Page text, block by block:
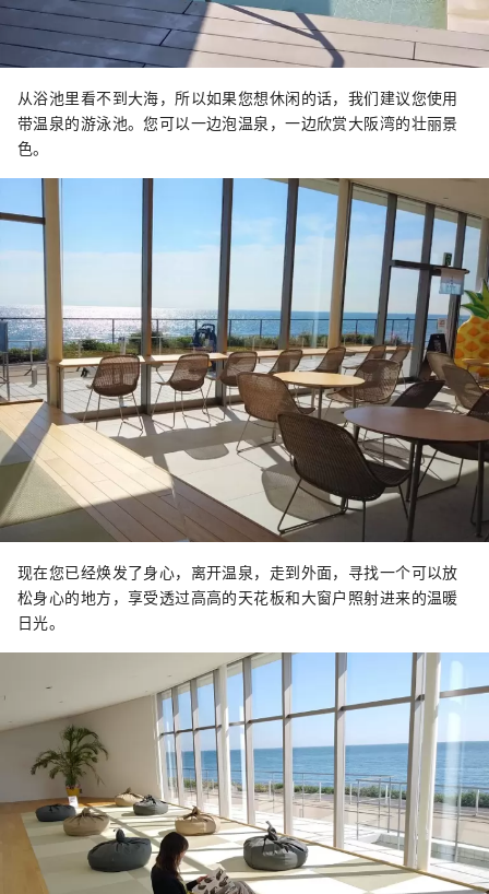
从浴池里看不到大海，所以如果您想休闲的话，我们建议您使用
带温泉的游泳池。您可以一边泡温泉，一边欣赏大阪湾的壮丽景
色。
现在您已经焕发了身心，离开温泉，走到外面，寻找一个可以放
松身心的地方，享受透过高高的天花板和大窗户照射进来的温暖
日光。